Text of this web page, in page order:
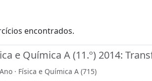
encontrados.
e Química A (11.º) 2014:
· Física e Química A (715)